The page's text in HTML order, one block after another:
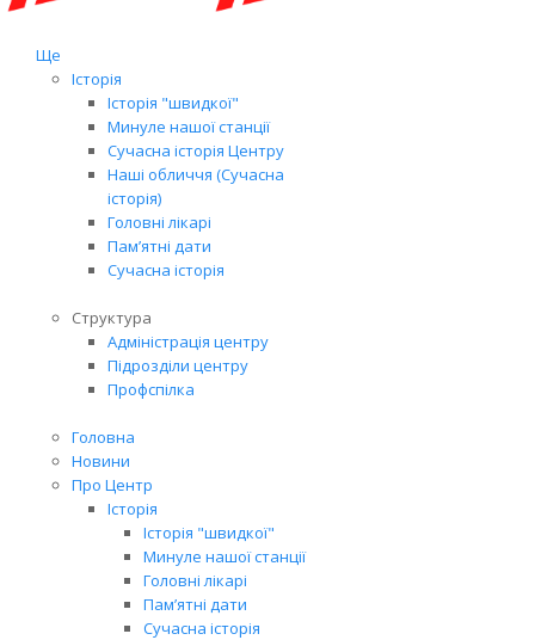
Ще
Історія
Історія "швидкої"
Минуле нашої станції
Сучасна історія Центру
Наші обличчя (Сучасна
історія)
Головні лікарі
Пам’ятні дати
Сучасна історія
Структура
Адміністрація центру
Підрозділи центру
Профспілка
Головна
Новини
Про Центр
Історія
Історія "швидкої"
Минуле нашої станції
Головні лікарі
Пам’ятні дати
Сучасна історія